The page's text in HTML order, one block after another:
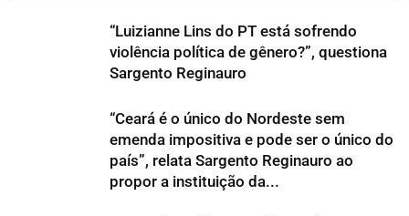
“Luizianne Lins do PT está sofrendo
violência política de gênero?”, questiona
Sargento Reginauro
“Ceará é o único do Nordeste sem
emenda impositiva e pode ser o único do
país”, relata Sargento Reginauro ao
propor a instituição da...